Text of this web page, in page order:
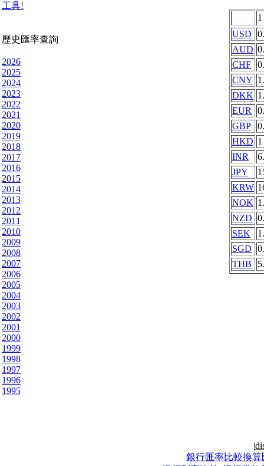
工具!
歷史匯率查詢
2026
2025
2024
2023
2022
2021
2020
2019
2018
2017
2016
2015
2014
2013
2012
2011
2010
2009
2008
2007
2006
2005
2004
2003
2002
2001
2000
1999
1998
1997
1996
1995
1
USD
AUD
CHF
CNY
DKK
EUR
GBP
HKD 1
INR
JPY
KRW
NOK
NZD
SEK
SGD
THB
|
銀行匯率比較換算